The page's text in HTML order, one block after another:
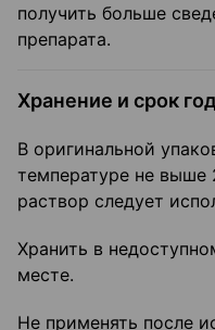
получить больше
препарата.
Хранение и срок
В оригинальной
температуре не выше
раствор следует
Хранить в
месте.
Не применять после